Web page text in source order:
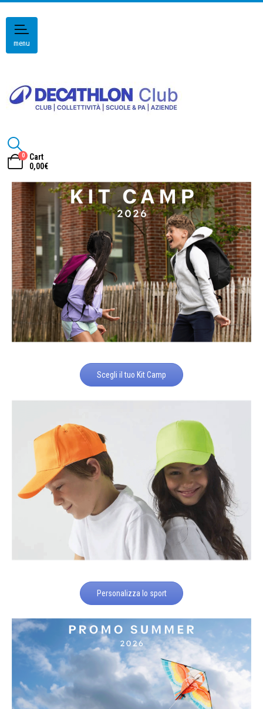
menu
0
Cart
0,00€
Scegli il tuo Kit Camp
Personalizza lo sport